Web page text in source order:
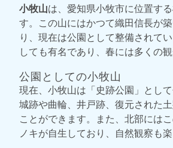
小牧山は、愛知県小牧市に位置す
す。この山にはかつて織田信長が
り、現在は公園として整備されて
しても有名であり、春には多くの観
公園としての小牧山
現在、小牧山は「史跡公園」として
城跡や曲輪、井戸跡、復元された
ことができます。また、北部には
ノキが自生しており、自然観察も楽